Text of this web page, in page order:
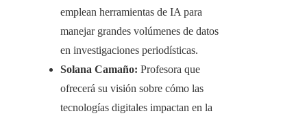
emplean herramientas de IA para
manejar grandes volúmenes de datos
en investigaciones periodísticas.​
Solana Camaño: Profesora que
ofrecerá su visión sobre cómo las
tecnologías digitales impactan en la